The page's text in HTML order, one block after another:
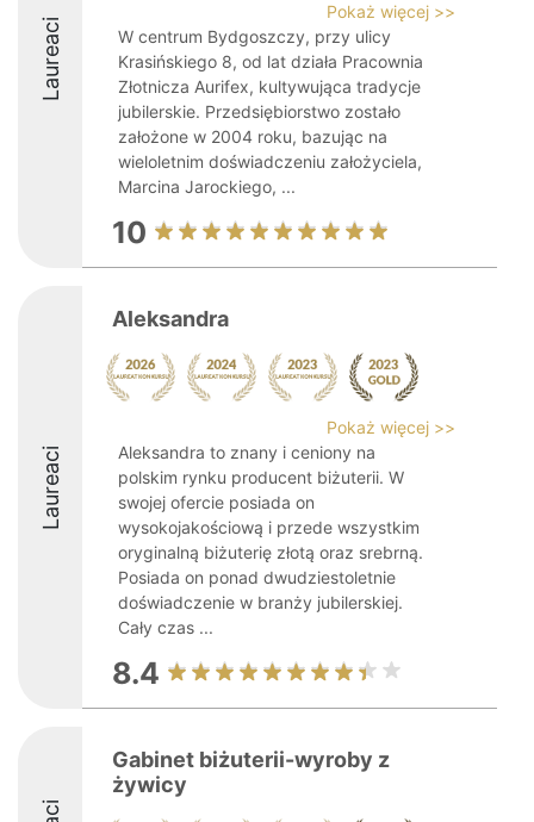
Laureaci
Pokaż więcej >>
W centrum Bydgoszczy, przy ulicy
Krasińskiego 8, od lat działa Pracownia
Złotnicza Aurifex, kultywująca tradycje
jubilerskie. Przedsiębiorstwo zostało
założone w 2004 roku, bazując na
wieloletnim doświadczeniu założyciela,
Marcina Jarockiego, ...
10
Laureaci
Aleksandra
Pokaż więcej >>
Aleksandra to znany i ceniony na
polskim rynku producent biżuterii. W
swojej ofercie posiada on
wysokojakościową i przede wszystkim
oryginalną biżuterię złotą oraz srebrną.
Posiada on ponad dwudziestoletnie
doświadczenie w branży jubilerskiej.
Cały czas ...
8.4
Gabinet biżuterii-wyroby z
żywicy